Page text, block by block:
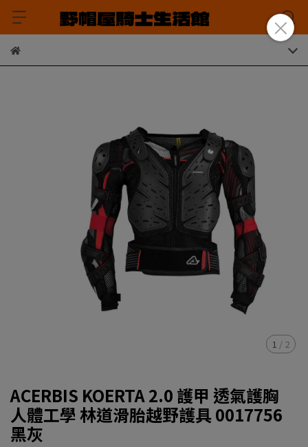
1 / 2
ACERBIS KOERTA 2.0 護甲 透氣護胸
人體工學 林道滑胎越野護具 0017756
黑灰